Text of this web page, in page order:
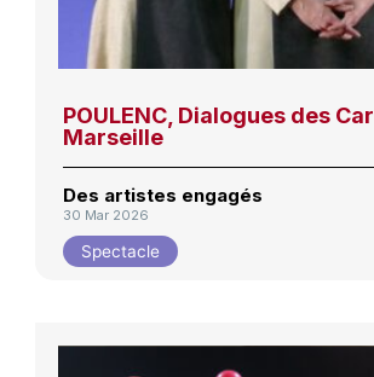
POULENC, Dialogues des
Marseille
Des artistes engagés
30 Mar 2026
Spectacle